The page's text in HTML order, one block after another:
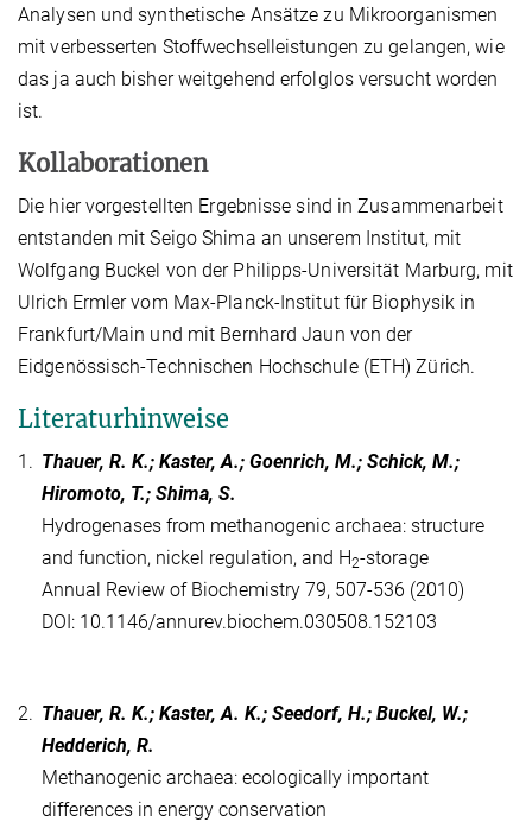
Analysen und synthetische Ansätze zu Mikroorganismen
mit verbesserten Stoffwechselleistungen zu gelangen, wie
das ja auch bisher weitgehend erfolglos versucht worden
ist.
Kollaborationen
Die hier vorgestellten Ergebnisse sind in Zusammenarbeit
entstanden mit Seigo Shima an unserem Institut, mit
Wolfgang Buckel von der Philipps-Universität Marburg, mit
Ulrich Ermler vom Max-Planck-Institut für Biophysik in
Frankfurt/Main und mit Bernhard Jaun von der
Eidgenössisch-Technischen Hochschule (ETH) Zürich.
Literaturhinweise
1. Thauer, R. K.; Kaster, A.; Goenrich, M.; Schick, M.;
Hiromoto, T.; Shima, S.
Hydrogenases from methanogenic archaea: structure
and function, nickel regulation, and H2-storage
Annual Review of Biochemistry 79, 507-536 (2010)
DOI: 10.1146/annurev.biochem.030508.152103
2. Thauer, R. K.; Kaster, A. K.; Seedorf, H.; Buckel, W.;
Hedderich, R.
Methanogenic archaea: ecologically important
differences in energy conservation